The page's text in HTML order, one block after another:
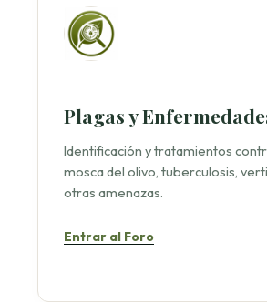
Plagas y
Identificación y tratamientos
mosca del olivo, tuberculosis,
otras amenazas.
Entrar al Foro